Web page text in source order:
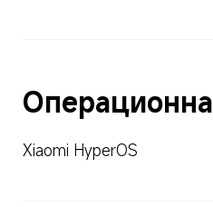
Xiaomi HyperOS